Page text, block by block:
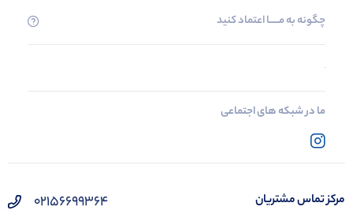
چگونه به مــــــا اعتماد کنید
ما در شبکه های اجتماعی
مرکز تماس مشتریان 02156699364